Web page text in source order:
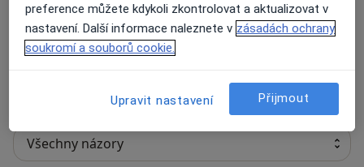
Recenze pacientů jsou pro nás důležité.
Specialisté nemají možnost zaplatit za
odstranění nebo změnu recenze pacienta.
preference můžete kdykoli zkontrolovat a aktualizovat v
nastavení. Další informace naleznete v zásadách ochrany
soukromí a souborů cookie.
Upravit nastavení Přijmout